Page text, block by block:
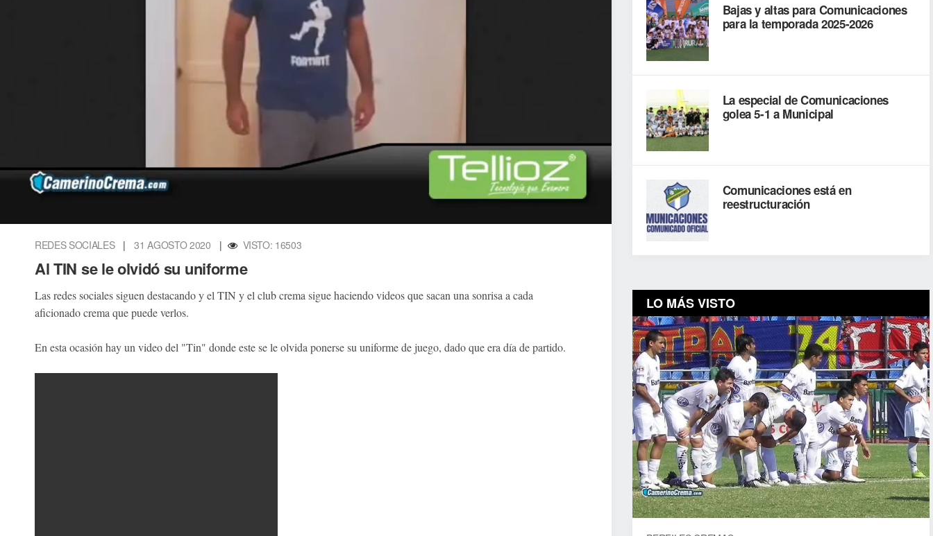
REDES SOCIALES | 31 AGOSTO 2020 | VISTO: 16503
Al TIN se le olvidó su uniforme
Las redes sociales siguen destacando y el TIN y el club crema sigue haciendo videos que sacan una sonrisa a cada
aficionado crema que puede verlos.
En esta ocasión hay un video del "Tin" donde este se le olvida ponerse su uniforme de juego, dado que era día de partido.
Bajas y altas para Comunicaciones
para la temporada 2025-2026
La especial de Comunicaciones
golea 5-1 a Municipal
Comunicaciones está en
reestructuración
LO MÁS VISTO